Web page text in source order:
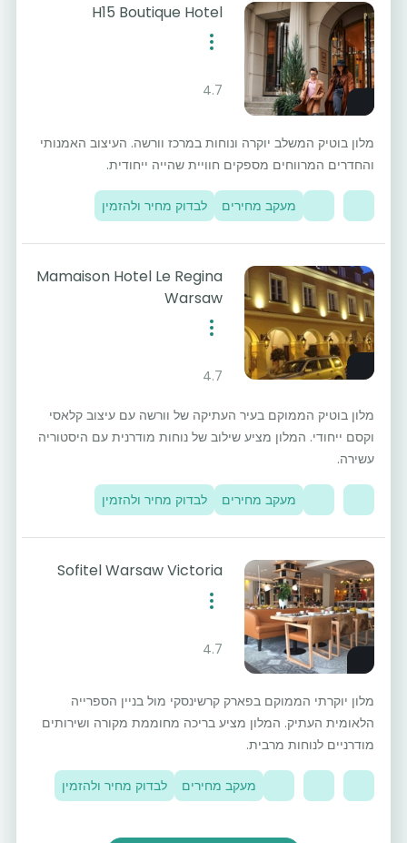
H15 Boutique Hotel
4.7
מלון בוטיק המשלב יוקרה ונוחות במרכז וורשה. העיצוב האמנותי
והחדרים המרווחים מספקים חוויית שהייה ייחודית.
מעקב מחירים לבדוק מחיר ולהזמין
Mamaison Hotel Le Regina
Warsaw
4.7
מלון בוטיק הממוקם בעיר העתיקה של וורשה עם עיצוב קלאסי
וקסם ייחודי. המלון מציע שילוב של נוחות מודרנית עם היסטוריה
עשירה.
מעקב מחירים לבדוק מחיר ולהזמין
Sofitel Warsaw Victoria
4.7
מלון יוקרתי הממוקם בפארק קרשינסקי מול בניין הספרייה
הלאומית העתיק. המלון מציע בריכה מחוממת מקורה ושירותים
מודרניים לנוחות מרבית.
מעקב מחירים לבדוק מחיר ולהזמין